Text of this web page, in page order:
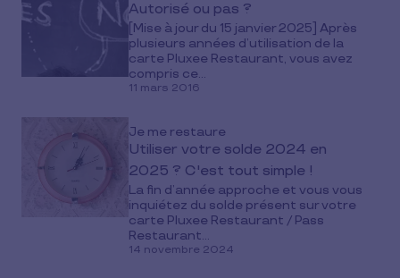
Autorisé ou pas ?
[Mise à jour du 15 janvier 2025] Après
plusieurs années d’utilisation de la
carte Pluxee Restaurant, vous avez
compris ce...
11 mars 2016
Je me restaure
Utiliser votre solde 2024 en
2025 ? C'est tout simple !
La fin d’année approche et vous vous
inquiétez du solde présent sur votre
carte Pluxee Restaurant / Pass
Restaurant...
14 novembre 2024